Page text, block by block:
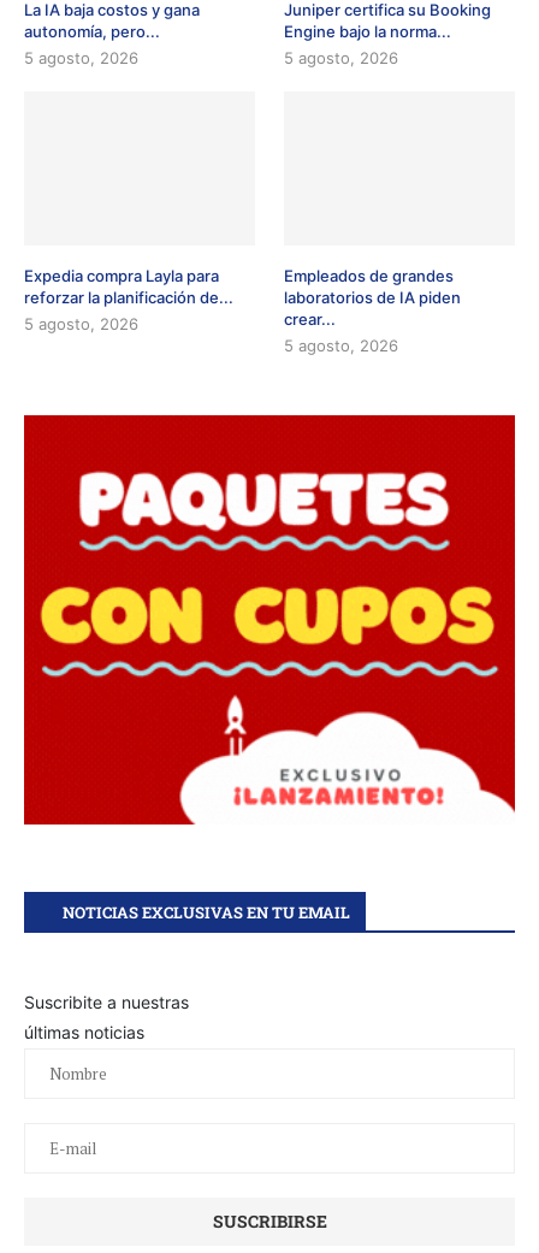
La IA baja costos y gana
autonomía, pero...
5 agosto, 2026
Juniper certifica su Booking
Engine bajo la norma...
5 agosto, 2026
Expedia compra Layla para
reforzar la planificación de...
5 agosto, 2026
Empleados de grandes
laboratorios de IA piden
crear...
5 agosto, 2026
NOTICIAS EXCLUSIVAS EN TU EMAIL
Suscribite a nuestras
últimas noticias